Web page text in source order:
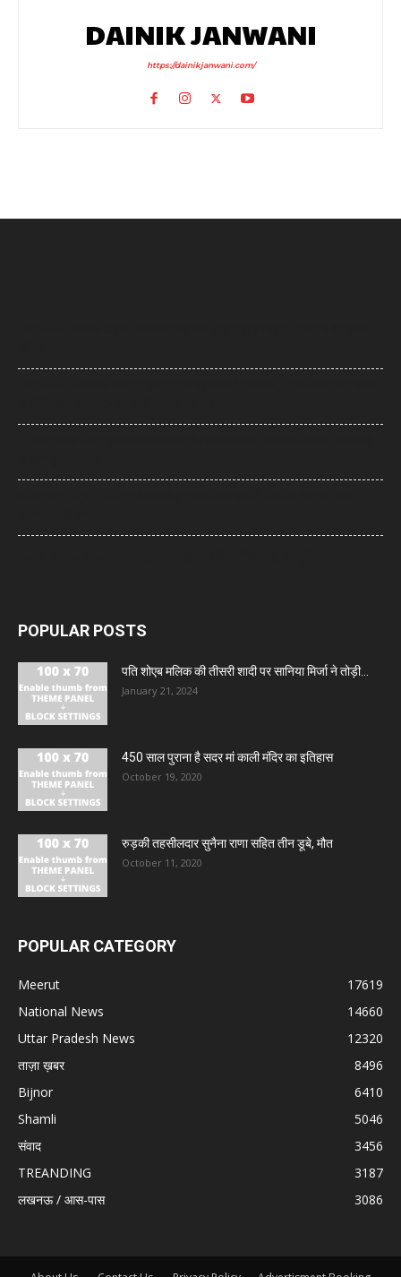
DAINIK JANWANI
https://dainikjanwani.com/
POPULAR POSTS
पति शोएब मलिक की तीसरी शादी पर सानिया मिर्जा ने तोड़ी...
January 21, 2024
450 साल पुराना है सदर मां काली मंदिर का इतिहास
October 19, 2020
रुड़की तहसीलदार सुनैना राणा सहित तीन डूबे, मौत
October 11, 2020
POPULAR CATEGORY
Meerut
17619
National News
14660
Uttar Pradesh News
12320
ताज़ा ख़बर
8496
Bijnor
6410
Shamli
5046
संवाद
3456
TREANDING
3187
लखनऊ / आस-पास
3086